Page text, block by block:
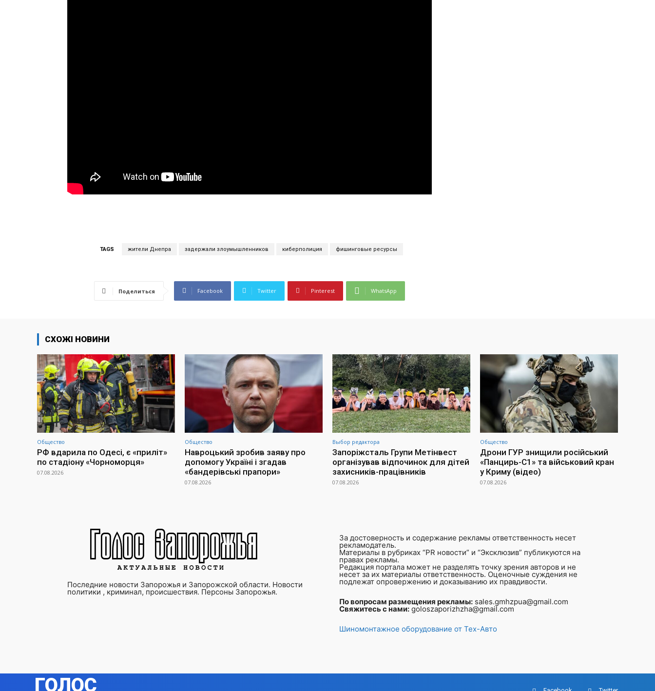
TAGS жители Днепра задержали злоумышленников киберполиция фишинговые ресурсы
Поделиться Facebook Twitter Pinterest WhatsApp
СХОЖІ НОВИНИ
Общество
РФ вдарила по Одесі, є «приліт»
по стадіону «Чорноморця»
07.08.2026
Общество
Навроцький зробив заяву про
допомогу Україні і згадав
«бандерівські прапори»
07.08.2026
Выбор редактора
Запоріжсталь Групи Метінвест
організував відпочинок для дітей
захисників-працівників
07.08.2026
Общество
Дрони ГУР знищили російський
«Панцирь-С1» та військовий кран
у Криму (відео)
07.08.2026
Последние новости Запорожья и Запорожской области. Новости
политики , криминал, происшествия. Персоны Запорожья.
За достоверность и содержание рекламы ответственность несет
рекламодатель.
Материалы в рубриках “PR новости” и “Эксклюзив” публикуются на
правах рекламы.
Редакция портала может не разделять точку зрения авторов и не
несет за их материалы ответственность. Оценочные суждения не
подлежат опровержению и доказыванию их правдивости.
По вопросам размещения рекламы: sales.gmhzpua@gmail.com
Свяжитесь с нами: goloszaporizhzha@gmail.com
Шиномонтажное оборудование от Тех-Авто
ГОЛОС